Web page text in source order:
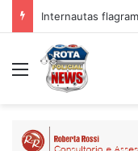
Menu